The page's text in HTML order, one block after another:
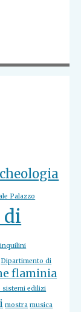
Palazzo
di
Dipartimento di
flaminia
sistemi edilizi
mostra musica